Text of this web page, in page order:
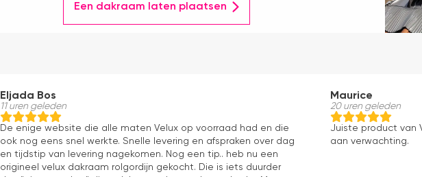
Een dakraam laten plaatsen
Eljada Bos
11 uren geleden
De enige website die alle maten Velux op voorraad had en die
ook nog eens snel werkte. Snelle levering en afspraken over dag
en tijdstip van levering nagekomen. Nog een tip.. heb nu een
origineel velux dakraam rolgordijn gekocht. Die is iets duurder
Maurice
20 uren geleden
Juiste product van
aan verwachting.